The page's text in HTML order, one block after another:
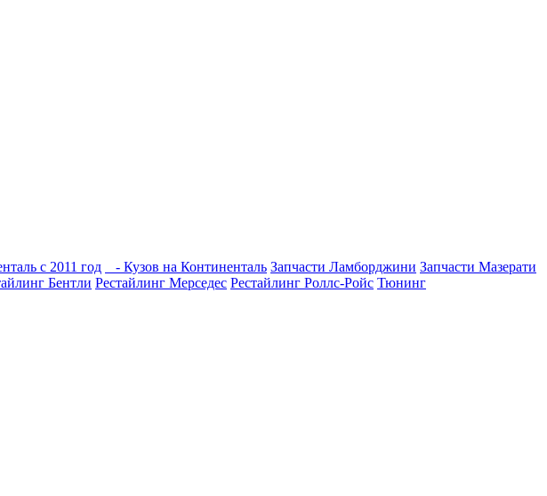
с 2011 год - Кузов на Континенталь Запчасти Ламборджини Запчасти Мазерати
Бентли Рестайлинг Мерседес Рестайлинг Роллс-Ройс Тюнинг